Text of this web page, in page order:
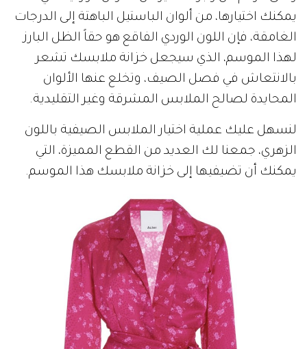
يمكنك اختيارها، من ألوان الباستيل الباهتة إلى الدرجات
الغامقة، فإن اللون الوردي الفاقع هو حقاً الظل البارز
لهذا الموسم، الذي سيجعل خزانة ملابسك تشعر
بالانتعاش في فصل الصيف، وتخلع عنها الألوان
المحايدة لصالح الملابس المشرقة وغير التقليدية.
لنسهل عليك عملية اختيار الملابس الصيفية باللون
الزهري، جمعنا لك العديد من القطع المميزة، التي
يمكنك أن تضيفيها إلى خزانة ملابسك هذا الموسم.